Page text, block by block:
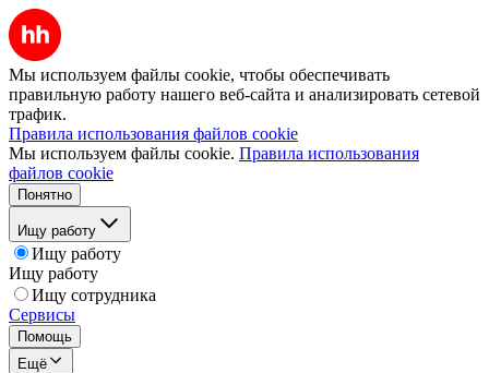
Мы используем файлы cookie, чтобы обеспечивать
правильную работу нашего веб-сайта и анализировать сетевой
трафик.
Правила использования файлов cookie
Мы используем файлы cookie. Правила использования
файлов cookie
Понятно
Ищу работу
Ищу работу
Ищу работу
Ищу сотрудника
Сервисы
Помощь
Ещё